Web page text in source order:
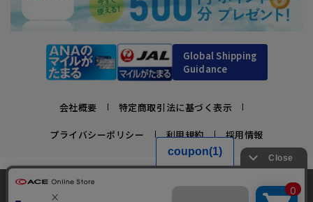
Global Shipping
Guidance
会社概要 特定商取引法に基づく表示
プライバシーポリシー 利用規約 採用情報
かばんの総合メーカー、エース公式サイト
スーツケースビジネスバッグ直営店ならではの豊富なラインナップでご紹介！
当サイトでは、サイトの利便性向上のため、クッ